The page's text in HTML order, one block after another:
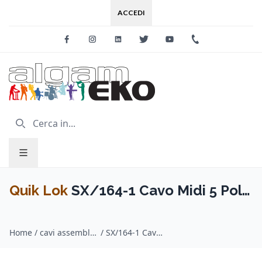
ACCEDI
FacebookInstagramLinkedinTwitter Youtube
Quik Lok SX/164-1 Cavo Midi 5 Poli
Home / cavi assemblati midi / Quik Lok / SX/164-1 Cavo Midi 5 Poli 1 mt